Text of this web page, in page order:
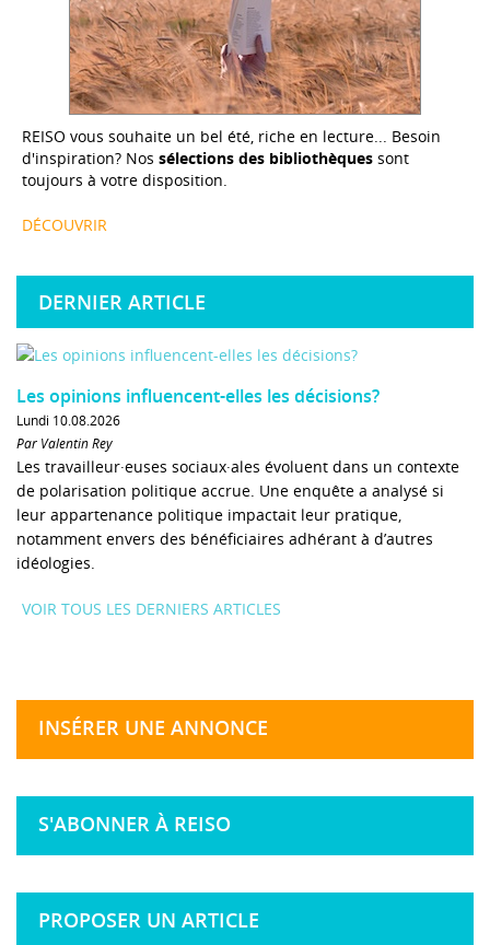
REISO vous souhaite un bel été, riche en lecture... Besoin
d'inspiration? Nos sélections des bibliothèques sont
toujours à votre disposition.
DÉCOUVRIR
DERNIER ARTICLE
Les opinions influencent-elles les décisions?
Lundi 10.08.2026
Par Valentin Rey
Les travailleur·euses sociaux·ales évoluent dans un contexte
de polarisation politique accrue. Une enquête a analysé si
leur appartenance politique impactait leur pratique,
notamment envers des bénéficiaires adhérant à d’autres
idéologies.
VOIR TOUS LES DERNIERS ARTICLES
INSÉRER UNE ANNONCE
S'ABONNER À REISO
PROPOSER UN ARTICLE